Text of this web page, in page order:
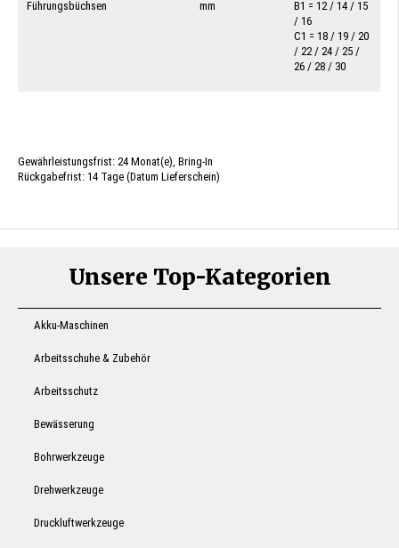
Führungsbüchsen mm
B1 = 12 / 14 / 15
/ 16
C1 = 18 / 19 / 20
/ 22 / 24 / 25 /
26 / 28 / 30
Gewährleistungsfrist: 24 Monat(e), Bring-In
Rückgabefrist: 14 Tage (Datum Lieferschein)
Unsere Top-Kategorien
Akku-Maschinen
Arbeitsschuhe & Zubehör
Arbeitsschutz
Bewässerung
Bohrwerkzeuge
Drehwerkzeuge
Druckluftwerkzeuge